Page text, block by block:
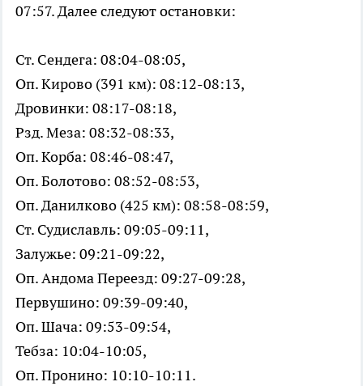
07:57. Далее следуют остановки:
Ст. Сендега: 08:04-08:05,
Оп. Кирово (391 км): 08:12-08:13,
Дровинки: 08:17-08:18,
Рзд. Меза: 08:32-08:33,
Оп. Корба: 08:46-08:47,
Оп. Болотово: 08:52-08:53,
Оп. Данилково (425 км): 08:58-08:59,
Ст. Судиславль: 09:05-09:11,
Залужье: 09:21-09:22,
Оп. Андома Переезд: 09:27-09:28,
Первушино: 09:39-09:40,
Оп. Шача: 09:53-09:54,
Тебза: 10:04-10:05,
Оп. Пронино: 10:10-10:11.